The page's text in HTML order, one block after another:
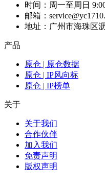
时间：周一至周日
邮箱：
地址：广州市海珠区
产品
原仓 | 原仓数据
原仓 | IP风向标
原仓 | IP榜单
关于
关于我们
合作伙伴
加入我们
免责声明
版权声明